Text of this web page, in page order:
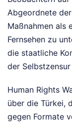
Abgeordnete
Maßnahmen als
Fernsehen zu
die staatliche
der
Human Rights
über die Türkei,
gegen Formate